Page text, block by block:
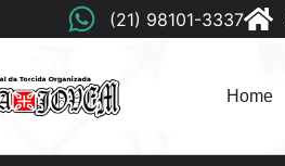
(21) 98101-3337
Home